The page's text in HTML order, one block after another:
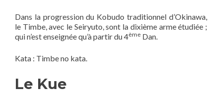
Dans la progression du Kobudo traditionnel d’Okinawa,
le Timbe, avec le Seiryuto, sont la dixième arme étudiée ;
qui n’est enseignée qu’à partir du 4ème Dan.
Kata : Timbe no kata.
Le Kue